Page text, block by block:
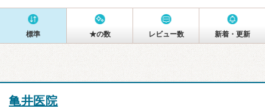
標準 ★の数 レビュー数 新着・更新
亀井医院